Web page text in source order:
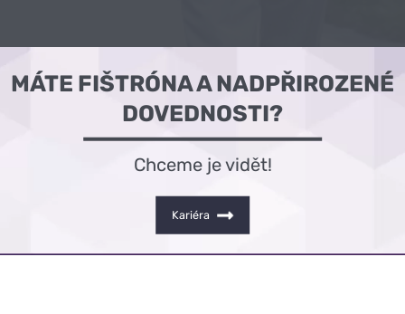
MÁTE FIŠTRÓNA A NADPŘIROZENÉ
DOVEDNOSTI?
Chceme je vidět!
Kariéra